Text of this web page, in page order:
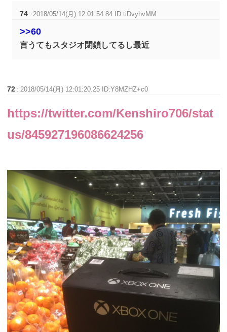
74 : 2018/05/14(月) 12:01:54.84 ID:tiDvyhvMM
>>60
言うてもスタジオ閉鎖してるし最近
72 : 2018/05/14(月) 12:01:20.25 ID:Y8MZHZ+c0
https://twitter.com/Kenshiro706/stat
us/845927196086624256